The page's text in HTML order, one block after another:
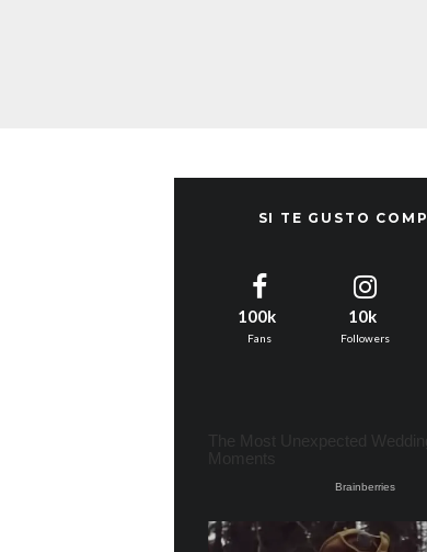
SI TE GUSTO
100k
Fans
10k
Followers